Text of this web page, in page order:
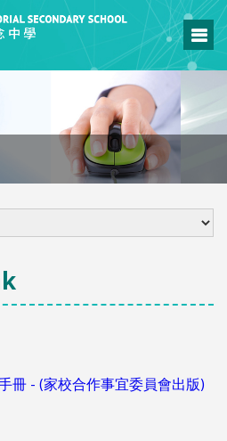
冊 - (家校合作事宜委員會出版)